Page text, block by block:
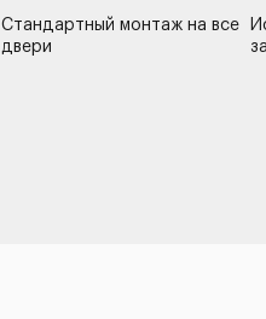
Стандартный монтаж на все
двери